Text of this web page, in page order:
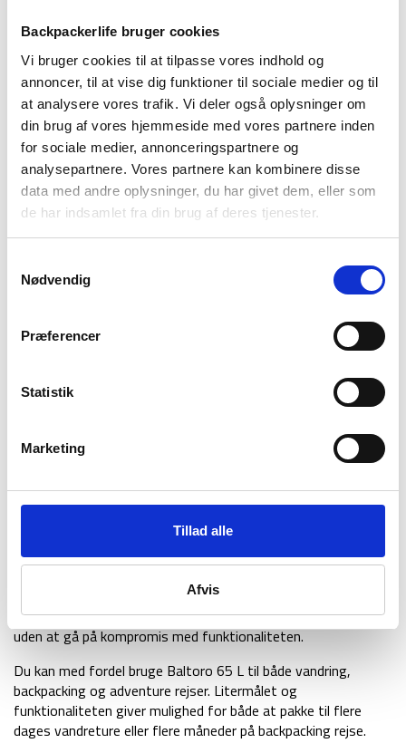
Backpackerlife bruger cookies
Vi bruger cookies til at tilpasse vores indhold og
annoncer, til at vise dig funktioner til sociale medier og til
at analysere vores trafik. Vi deler også oplysninger om
din brug af vores hjemmeside med vores partnere inden
for sociale medier, annonceringspartnere og
analysepartnere. Vores partnere kan kombinere disse
data med andre oplysninger, du har givet dem, eller som
de har indsamlet fra din brug af deres tjenester.
Nødvendig
Præferencer
Statistik
Marketing
Tillad alle
Afvis
Gregorys Baltoro er en velsiddende og komfortabel rygsæk
med en kapacitet på 65 liter, der uden problemer laster op til
23 kg. Baltoro har et stort hovedrum, der giver plads til din
oppakning hvad end du skal på backpacking eller vandring.
Rygsækken kan åbnes fra både top og bund, så du nemt kan
komme til din oppakning. Baltoro kan yderligere også åbnes
som en sportstaske med en stor flap henover hele
hovedrummet. Udover hovedrummet har Baltoro en række
mindre praktiske lommer, der gør det nemt at pakke sit udstyr
overskueligt.
Baltoro er designet specielt til mandekroppen, så den
ergonomisk sidder støttende og komfortabelt. Rygsækken er
som tager udgangspunkt i de 3D-formstøbte skulderremme
og hoftebælte, en stabiliserende ramme i ryggen af
som følger ryggens bevægelser.
detaljer, der gør rygsækken til en optimal rejsemakker. Du får
blandt andet særskilt lomme til væskesystem, letvægtigt
og remme, samt åndbart mesh-materiale ved skuldre, hofte
Med Baltoro får du en funktionel og praktisk rygsæk specielt
Gregory har vundet adskillelige industripriser for deres
strømlinede design, der giver deres rygsække et sporty look
uden at gå på kompromis med funktionaliteten.
Du kan med fordel bruge Baltoro 65 L til både vandring,
backpacking og adventure rejser. Litermålet og
funktionaliteten giver mulighed for både at pakke til flere
dages vandreture eller flere måneder på backpacking rejse.